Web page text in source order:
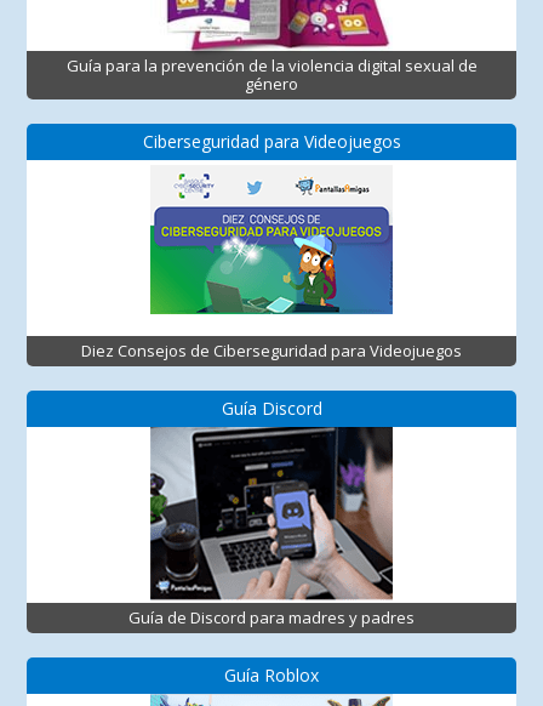
Guía para la prevención de la violencia digital sexual de
género
Ciberseguridad para Videojuegos
Diez Consejos de Ciberseguridad para Videojuegos
Guía Discord
Guía de Discord para madres y padres
Guía Roblox